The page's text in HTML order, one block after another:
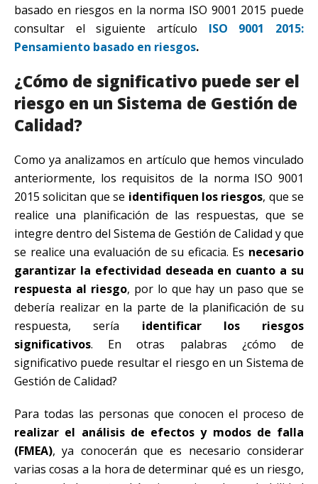
basado en riesgos en la norma ISO 9001 2015 puede
consultar el siguiente artículo ISO 9001 2015:
Pensamiento basado en riesgos.
¿Cómo de significativo puede ser el
riesgo en un Sistema de Gestión de
Calidad?
Como ya analizamos en artículo que hemos vinculado
anteriormente, los requisitos de la norma ISO 9001
2015 solicitan que se identifiquen los riesgos, que se
realice una planificación de las respuestas, que se
integre dentro del Sistema de Gestión de Calidad y que
se realice una evaluación de su eficacia. Es necesario
garantizar la efectividad deseada en cuanto a su
respuesta al riesgo, por lo que hay un paso que se
debería realizar en la parte de la planificación de su
respuesta, sería identificar los riesgos
significativos. En otras palabras ¿cómo de
significativo puede resultar el riesgo en un Sistema de
Gestión de Calidad?
Para todas las personas que conocen el proceso de
realizar el análisis de efectos y modos de falla
(FMEA), ya conocerán que es necesario considerar
varias cosas a la hora de determinar qué es un riesgo,